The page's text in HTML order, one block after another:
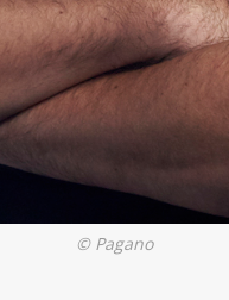
© Pagano